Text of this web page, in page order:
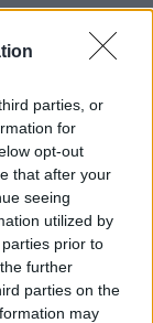
parties, or
for
opt-out
that after your
seeing
utilized by
prior to
further
parties on the
may